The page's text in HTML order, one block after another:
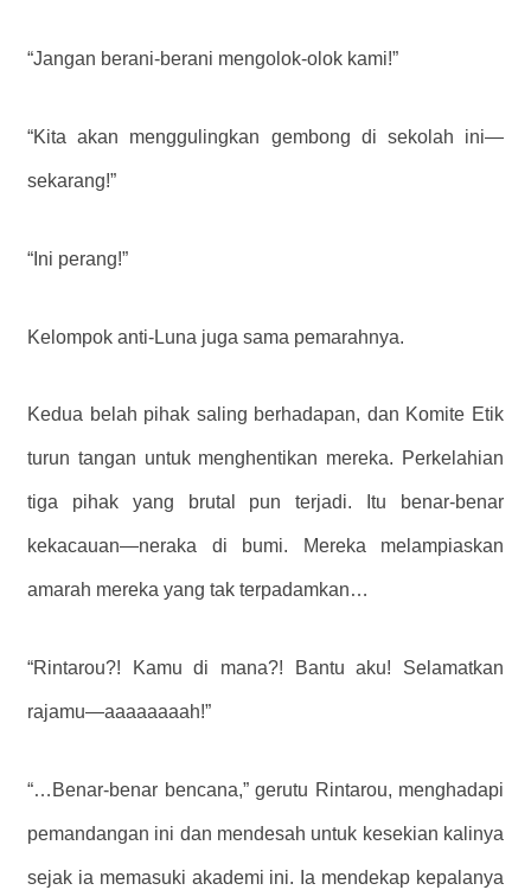
“Jangan berani-berani mengolok-olok kami!”
“Kita akan menggulingkan gembong di sekolah ini—
sekarang!”
“Ini perang!”
Kelompok anti-Luna juga sama pemarahnya.
Kedua belah pihak saling berhadapan, dan Komite Etik
turun tangan untuk menghentikan mereka. Perkelahian
tiga pihak yang brutal pun terjadi. Itu benar-benar
kekacauan—neraka di bumi. Mereka melampiaskan
amarah mereka yang tak terpadamkan…
“Rintarou?! Kamu di mana?! Bantu aku! Selamatkan
rajamu—aaaaaaaah!”
“…Benar-benar bencana,” gerutu Rintarou, menghadapi
pemandangan ini dan mendesah untuk kesekian kalinya
sejak ia memasuki akademi ini. Ia mendekap kepalanya